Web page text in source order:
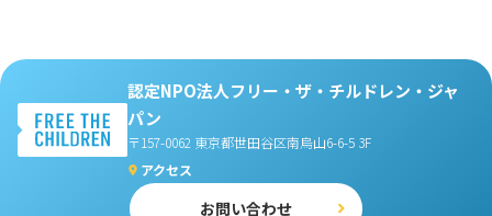
認定NPO法人フリー・ザ・チルドレン・ジャ
パン
〒157-0062 東京都世田谷区南烏山6-6-5 3F
アクセス
お問い合わせ